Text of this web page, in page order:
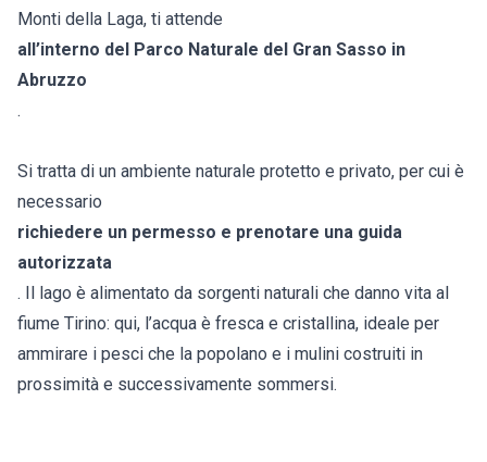
Monti della Laga, ti attende
all’interno del Parco Naturale del Gran Sasso in
Abruzzo
.
Si tratta di un ambiente naturale protetto e privato, per cui è
necessario
richiedere un permesso e prenotare una guida
autorizzata
. Il lago è alimentato da sorgenti naturali che danno vita al
fiume Tirino: qui, l’acqua è fresca e cristallina, ideale per
ammirare i pesci che la popolano e i mulini costruiti in
prossimità e successivamente sommersi.